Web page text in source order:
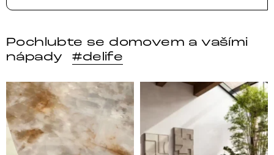
Pochlubte se domovem a vašími
nápady
#delife
DELIFE – Nábytek, který promění dům v domov. Domo
Místo, kam se budeš těšit